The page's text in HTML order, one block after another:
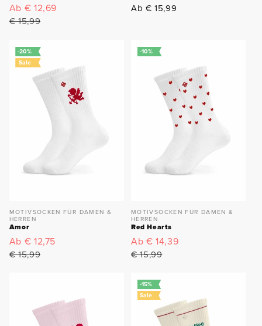
Verkaufspreis
Ab € 12,69
€ 15,99
Normaler
Ab € 15,99
-20%
Sale
MOTIVSOCKEN FÜR DAMEN &
HERREN
Amor
Verkaufspreis
Ab € 12,75
€ 15,99
-10%
MOTIVSOCKEN FÜR DAMEN &
HERREN
Red Hearts
Verkaufspreis
Ab € 14,39
€ 15,99
-15%
Sale